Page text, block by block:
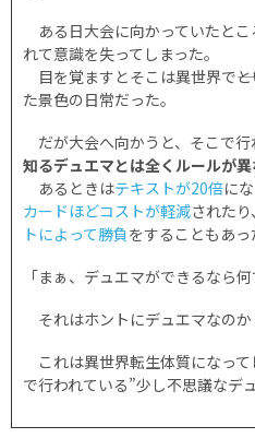
ある日大会に向かっていたと
れて意識を失ってしまった。
目を覚ますとそこは異世界で――
た景色の日常だった。
だが大会へ向かうと、そこで
知るデュエマとは全くルールが異
あるときはテキストが20倍に
カードほどコストが軽減された
トによって勝負 をすることもあ
「まぁ、デュエマができるなら何
それはホントにデュエマなの
これは異世界転生体質になっ
で行われている”少し不思議なデ